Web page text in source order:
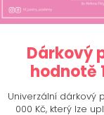
Dárkový
hodnotě
Univerzální dárkový
000 Kč, který lze